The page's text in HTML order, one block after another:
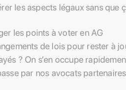
les aspects légaux sans que
les points à voter en AG
de lois pour rester à
? On s’en occupe
par nos avocats partenaires